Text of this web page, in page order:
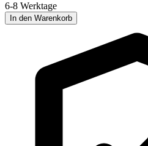
6-8 Werktage
In den Warenkorb